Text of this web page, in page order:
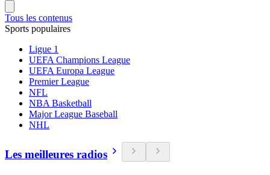
Tous les contenus
Sports populaires
Ligue 1
UEFA Champions League
UEFA Europa League
Premier League
NFL
NBA Basketball
Major League Baseball
NHL
Les meilleures radios